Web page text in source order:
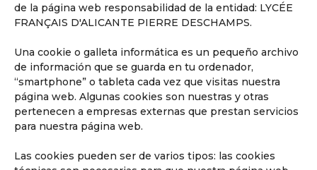
de la página web responsabilidad de la entidad: LYCÉE
FRANÇAIS D'ALICANTE PIERRE DESCHAMPS.
Una cookie o galleta informática es un pequeño archivo
de información que se guarda en tu ordenador,
“smartphone” o tableta cada vez que visitas nuestra
página web. Algunas cookies son nuestras y otras
pertenecen a empresas externas que prestan servicios
para nuestra página web.
Las cookies pueden ser de varios tipos: las cookies